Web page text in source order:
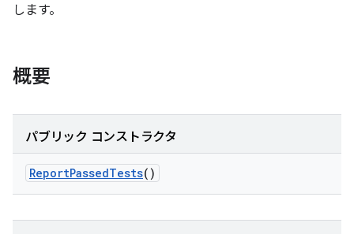
します。
概要
パブリック コンストラクタ
ReportPassedTests()